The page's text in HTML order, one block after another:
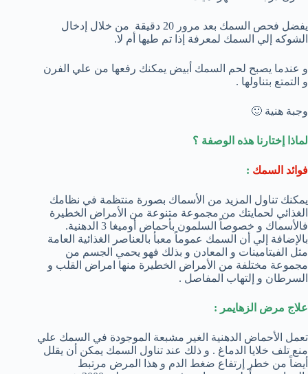
يفضل فحص السمك بعد مرور 20 دقيقة من خلال إدخال
الشوكه إلي السمك لمعرفة إذا تم طيها أم لا.
و عندما يصبح لحم السمك أبيض يمكنك رفعها من علي الفرن
و التمتع بتناولها .
وجبة هنية 🙂
لماذا إختارنا هذه الوصفة ؟
فوائد السمك :
يمكنك تناول المزيد من الأسماك بصورة منتظمة في نظامك
الغذائي لحمايتك من مجموعة متنوعة من الأمراض الخطيرة
فالأسماك و خصوصاً السلمون بأحماض أوميغا 3 الدهنية.
بالإضافة إلي أن السمك عموماً معبأ بالعناصر الغذائية العامة
مثل الفيتامينات و المعادن و بذلك فهو يحمي الجسم من
مجموعة مختلفة من الأمراض الخطيرة منها امراض القلب و
السرطان و إلتهاب المفاصل .
علاج مرض الزهايمر :
تعمل الأحماض الدهنية الغير مشبعة الموجودة في السمك علي
منع تلف خلايا الدماغ . و ذلك عند تناول السمك يمكن أن يقلل
أيضاً من خطر إرتفاع ضغط الدم و هذا المرض مرتبط